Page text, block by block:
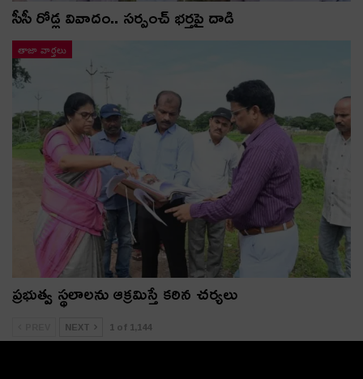
సీసీ రోడ్ల వివాదం.. స‌ర్పంచ్ భ‌ర్త‌పై దాడి
తాజా వార్తలు
ప్రభుత్వ స్థలాలను ఆక్రమిస్తే కఠిన చర్యలు
NEXT 1 of 1,144